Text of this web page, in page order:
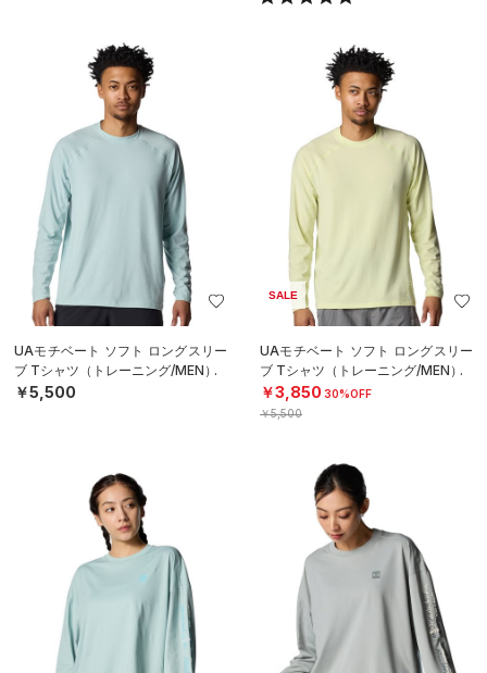
UAモチベート ソフト ロングスリー
ブ Tシャツ（トレーニング/MEN）
￥5,500
SALE
UAモチベート ソフト ロングスリー
ブ Tシャツ（トレーニング/MEN）
￥3,850 30%OFF
￥5,500